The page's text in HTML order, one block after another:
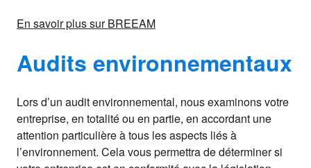
En savoir plus sur BREEAM
Audits environnementaux
Lors d’un audit environnemental, nous examinons votre
entreprise, en totalité ou en partie, en accordant une
attention particulière à tous les aspects liés à
l’environnement. Cela vous permettra de déterminer si